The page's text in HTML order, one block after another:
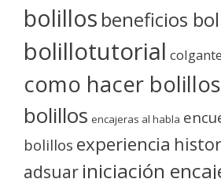
bolillos beneficios
bolillotutorial
como hacer bolillos
bolillos encajeras al habla
bolillos experiencia
adsuar iniciación